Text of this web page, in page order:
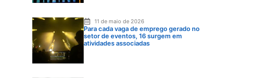
11 de maio de 2026
Para cada vaga de emprego gerado no
setor de eventos, 16 surgem em
atividades associadas